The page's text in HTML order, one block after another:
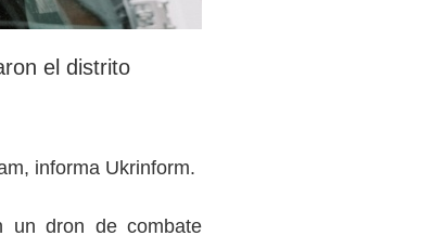
el distrito
informa Ukrinform.
un dron de combate